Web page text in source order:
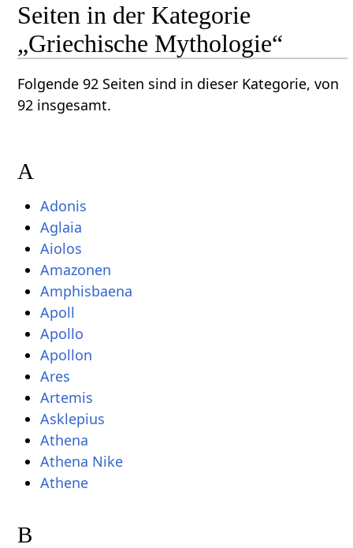
Seiten in der Kategorie
„Griechische Mythologie“
Folgende 92 Seiten sind in dieser Kategorie, von
92 insgesamt.
A
Adonis
Aglaia
Aiolos
Amazonen
Amphisbaena
Apoll
Apollo
Apollon
Ares
Artemis
Asklepius
Athena
Athena Nike
Athene
B